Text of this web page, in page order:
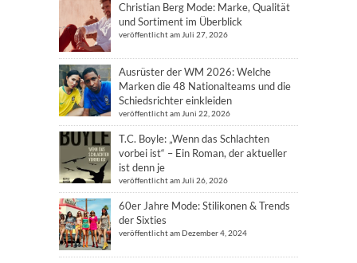
Christian Berg Mode: Marke, Qualität
und Sortiment im Überblick
veröffentlicht am Juli 27, 2026
Ausrüster der WM 2026: Welche
Marken die 48 Nationalteams und die
Schiedsrichter einkleiden
veröffentlicht am Juni 22, 2026
T.C. Boyle: „Wenn das Schlachten
vorbei ist“ – Ein Roman, der aktueller
ist denn je
veröffentlicht am Juli 26, 2026
60er Jahre Mode: Stilikonen & Trends
der Sixties
veröffentlicht am Dezember 4, 2024